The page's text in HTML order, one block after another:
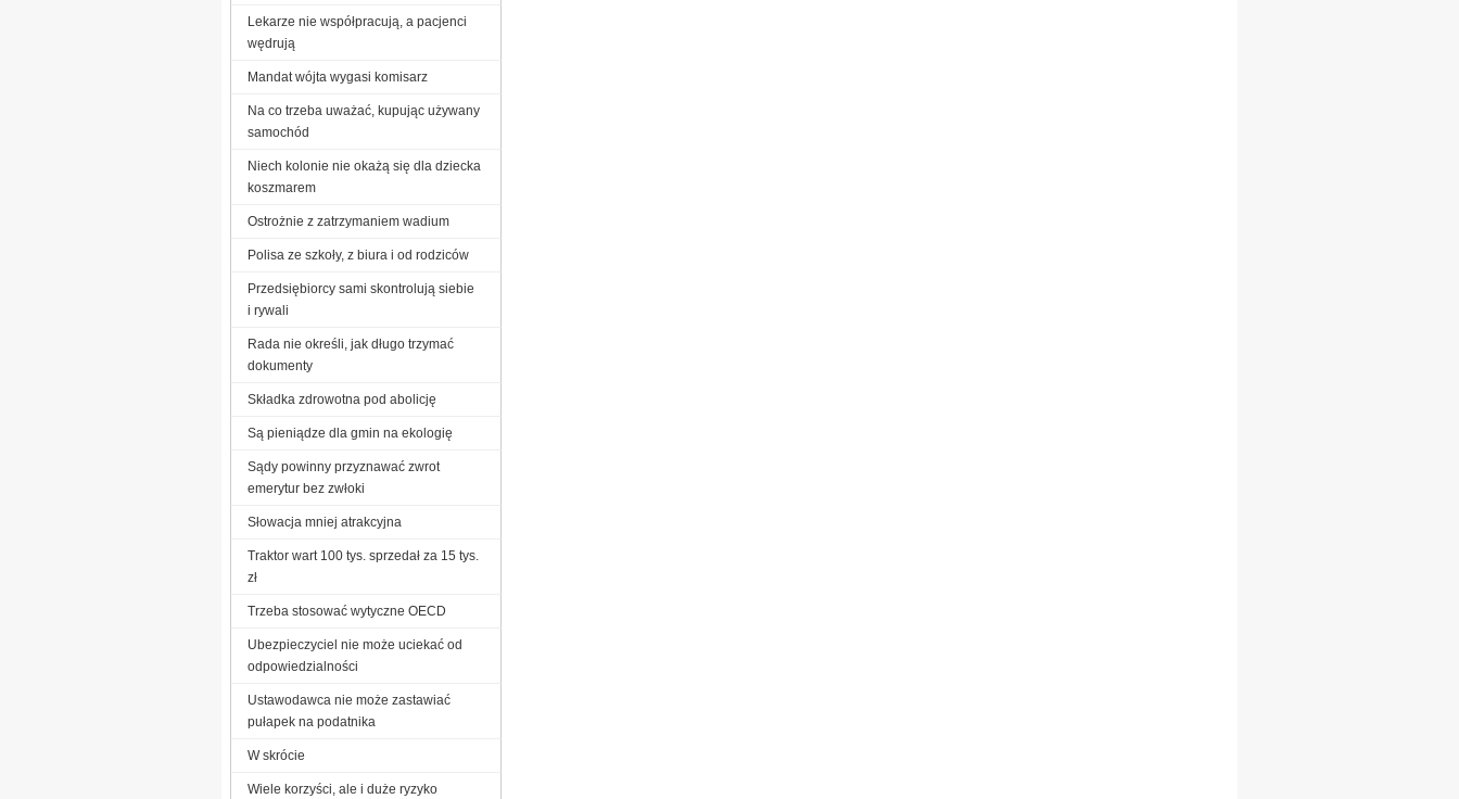
Lekarze nie współpracują, a pacjenci
wędrują
Mandat wójta wygasi komisarz
Na co trzeba uważać, kupując używany
samochód
Niech kolonie nie okażą się dla dziecka
koszmarem
Ostrożnie z zatrzymaniem wadium
Polisa ze szkoły, z biura i od rodziców
Przedsiębiorcy sami skontrolują siebie
i rywali
Rada nie określi, jak długo trzymać
dokumenty
Składka zdrowotna pod abolicję
Są pieniądze dla gmin na ekologię
Sądy powinny przyznawać zwrot
emerytur bez zwłoki
Słowacja mniej atrakcyjna
Traktor wart 100 tys. sprzedał za 15 tys.
zł
Trzeba stosować wytyczne OECD
Ubezpieczyciel nie może uciekać od
odpowiedzialności
Ustawodawca nie może zastawiać
pułapek na podatnika
W skrócie
Wiele korzyści, ale i duże ryzyko